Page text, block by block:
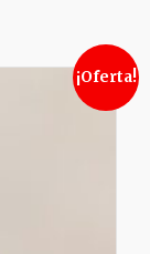
¡Oferta!